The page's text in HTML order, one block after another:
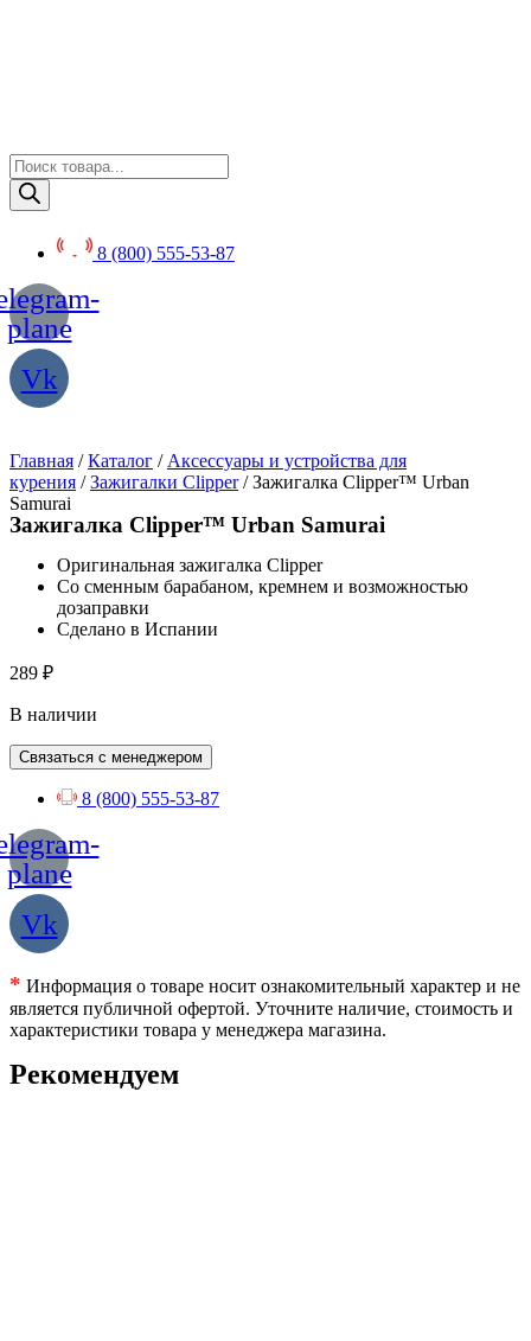
Поиск
товаров
8 (800) 555-53-87
plane
Vk
Главная /Каталог / Аксессуары и устройства для
курения /Зажигалки Clipper/ Зажигалка Clipper™ Urban
Samurai
Зажигалка Clipper™ Urban Samurai
Оригинальная зажигалка Clipper
Со сменным барабаном, кремнем и возможностью
дозаправки
Сделано в Испании
289 ₽
В наличии
Связаться с менеджером
8 (800) 555-53-87
plane
Vk
* Информация о товаре носит ознакомительный характер и не
является публичной офертой. Уточните наличие, стоимость и
характеристики товара у менеджера магазина.
Рекомендуем